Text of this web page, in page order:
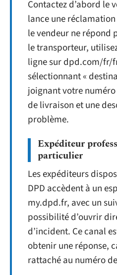
Contactez d’abord le
lance une
le vendeur ne répond
le transporteur,
ligne sur dpd.com/fr/
sélectionnant «
joignant votre numéro
de livraison et une
problème.
Expéditeur
particulier
Les expéditeurs
DPD accèdent à un
my.dpd.fr, avec un
possibilité d’ouvrir
d’incident. Ce canal
obtenir une réponse,
rattaché au numéro